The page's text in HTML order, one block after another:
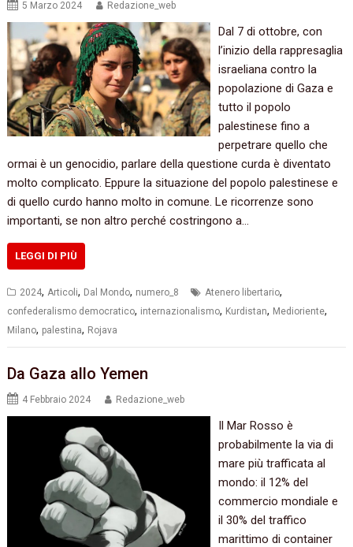
5 Marzo 2024 Redazione_web
Dal 7 di ottobre, con
l’inizio della rappresaglia
israeliana contro la
popolazione di Gaza e
tutto il popolo
palestinese fino a
perpetrare quello che
ormai è un genocidio, parlare della questione curda è diventato
molto complicato. Eppure la situazione del popolo palestinese e
di quello curdo hanno molto in comune. Le ricorrenze sono
importanti, se non altro perché costringono a…
LEGGI DI PIÙ
2024,Articoli, Dal Mondo, numero_8 Atenero libertario,
confederalismo democratico, internazionalismo, Kurdistan, Medioriente,
Milano, palestina, Rojava
Da Gaza allo Yemen
4 Febbraio 2024 Redazione_web
Il Mar Rosso è
probabilmente la via di
mare più trafficata al
mondo: il 12% del
commercio mondiale e
il 30% del traffico
marittimo di container